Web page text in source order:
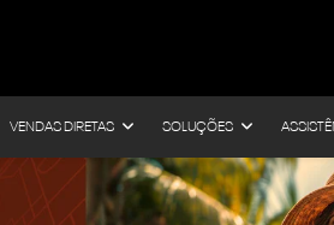
VENDAS DIRETAS SOLUÇÕES